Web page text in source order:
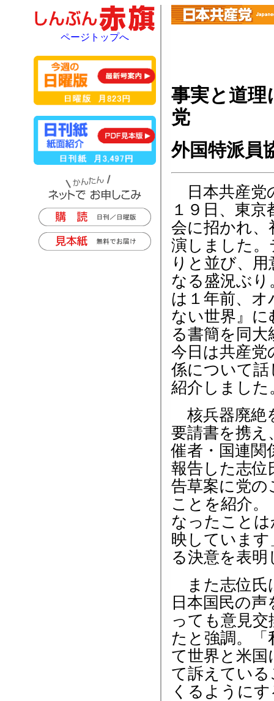
事実と道理
党
外国特派員
日本共産党
１９日、東
会に招かれ、
演しました
りと並び、
なる盛況ぶり
は１年前、オ
ない世界』
る書簡を同
今日は共産党
係について
紹介しました
核兵器廃絶
要請書を携え
催者・国連関
報告した志位
告草案に党の
ことを紹介
なったこと
映していま
る決意を表
また志位氏
日本国民の
っても意見
たと強調。
て世界と米
て訴えてい
くるように
ページトップへ